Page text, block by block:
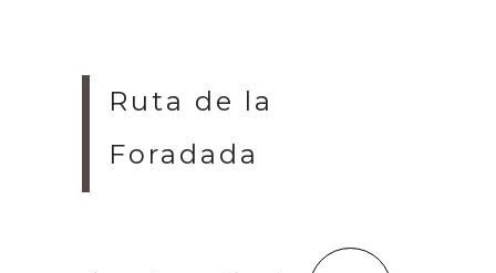
Ruta de la
Foradada